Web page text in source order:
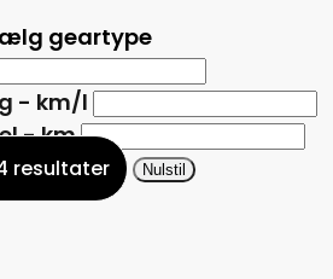
geartype
- km/l
-km
resultater Nulstil